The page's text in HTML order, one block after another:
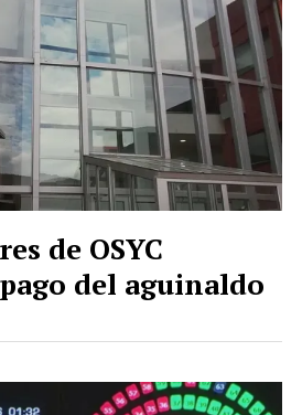
de OSYC
del aguinaldo